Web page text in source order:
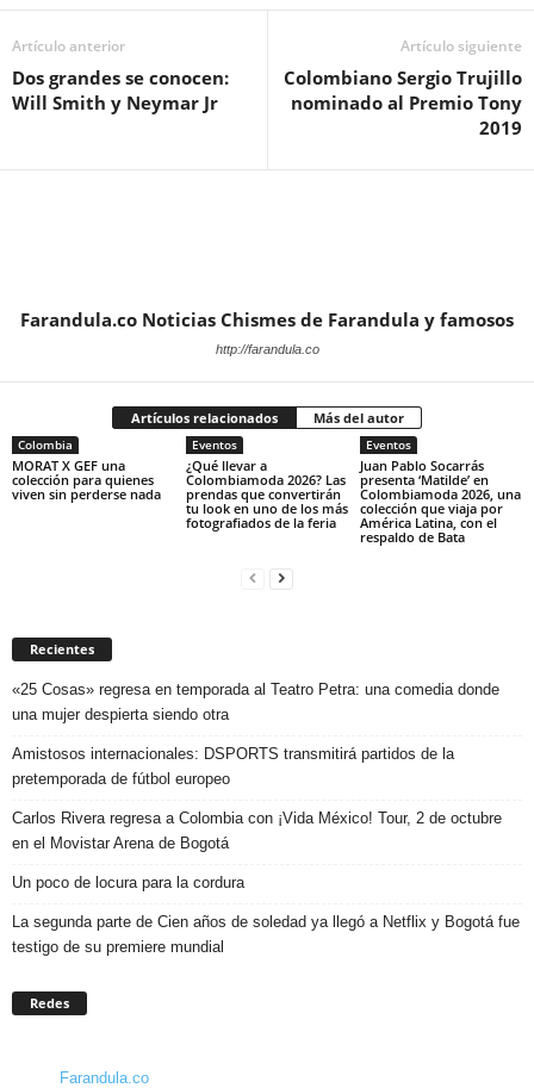
Artículo anterior
Dos grandes se conocen:
Will Smith y Neymar Jr
Artículo siguiente
Colombiano Sergio Trujillo
nominado al Premio Tony
2019
Farandula.co Noticias Chismes de Farandula y famosos
http://farandula.co
Artículos relacionados Más del autor
Colombia
MORAT X GEF una
colección para quienes
viven sin perderse nada
Eventos
¿Qué llevar a
Colombiamoda 2026? Las
prendas que convertirán
tu look en uno de los más
fotografiados de la feria
Eventos
Juan Pablo Socarrás
presenta ‘Matilde’ en
Colombiamoda 2026, una
colección que viaja por
América Latina, con el
respaldo de Bata
Recientes
«25 Cosas» regresa en temporada al Teatro Petra: una comedia donde
una mujer despierta siendo otra
Amistosos internacionales: DSPORTS transmitirá partidos de la
pretemporada de fútbol europeo
Carlos Rivera regresa a Colombia con ¡Vida México! Tour, 2 de octubre
en el Movistar Arena de Bogotá
Un poco de locura para la cordura
La segunda parte de Cien años de soledad ya llegó a Netflix y Bogotá fue
testigo de su premiere mundial
Redes
Farandula.co